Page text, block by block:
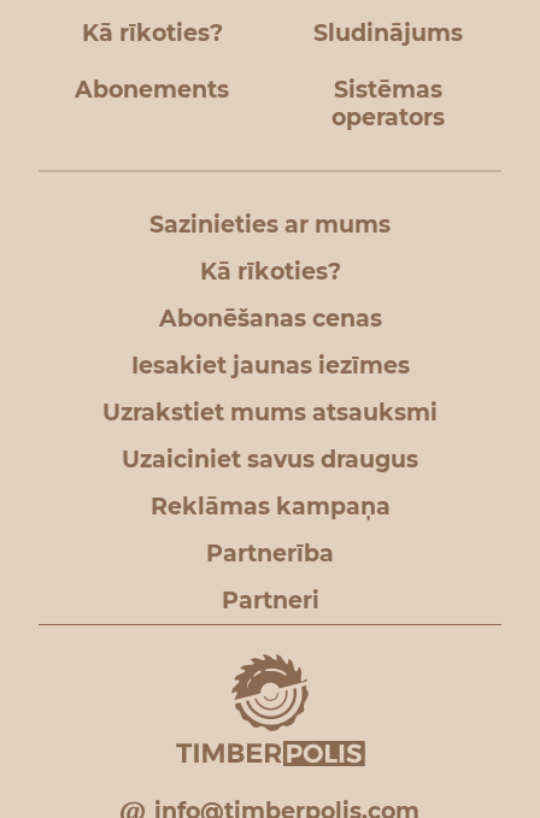
Kā rīkoties? Sludinājums
Abonements
Sistēmas
operators
Sazinieties ar mums
Kā rīkoties?
Abonēšanas cenas
Iesakiet jaunas iezīmes
Uzrakstiet mums atsauksmi
Uzaiciniet savus draugus
Reklāmas kampaņa
Partnerība
Partneri
info@timberpolis.com